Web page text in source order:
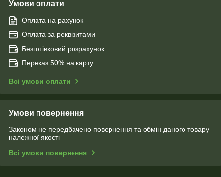
Умови оплати
Оплата на рахунок
Оплата за реквізитами
Безготівковий розрахунок
Переказ 50% на карту
Всі умови оплати
Умови повернення
Законом не передбачено повернення та обмін даного товару
належної якості
Всі умови повернення